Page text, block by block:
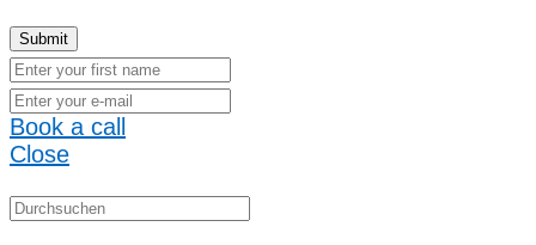
Book a call
Close